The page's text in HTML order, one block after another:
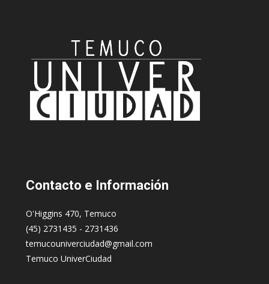
Contacto e Información
O'Higgins 470, Temuco
(45) 2731435 - 2731436
temucouniverciudad@gmail.com
Temuco UniverCiudad